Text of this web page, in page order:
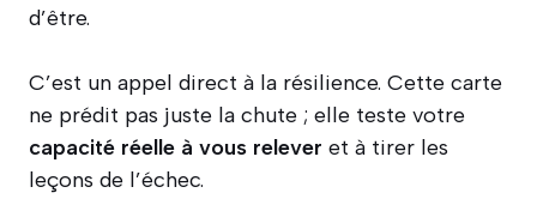
d’être.
C’est un appel direct à la résilience. Cette carte
ne prédit pas juste la chute ; elle teste votre
capacité réelle à vous relever et à tirer les
leçons de l’échec.